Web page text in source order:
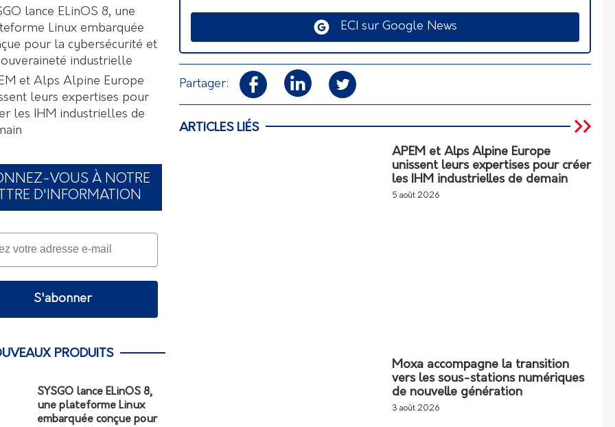
ECI sur Google News
Partager:
ARTICLES LIÉS
APEM et Alps Alpine Europe
unissent leurs expertises pour créer
les IHM industrielles de demain
5 août 2026
Moxa accompagne la transition
vers les sous-stations numériques
de nouvelle génération
3 août 2026
lance ELinOS 8, une
Linux embarquée
pour la cybersécurité et
industrielle
et Alps Alpine Europe
leurs expertises pour
les IHM industrielles de
VOUS À NOTRE
D'INFORMATION
S'abonner
PRODUITS
SYSGO lance ELinOS 8,
une plateforme Linux
embarquée conçue pour